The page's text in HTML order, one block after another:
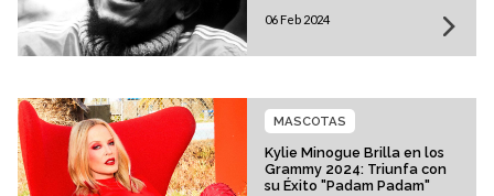
06 Feb 2024
Kylie Minogue Brilla en los
Grammy 2024: Triunfa con
su Éxito "Padam Padam"
MASCOTAS